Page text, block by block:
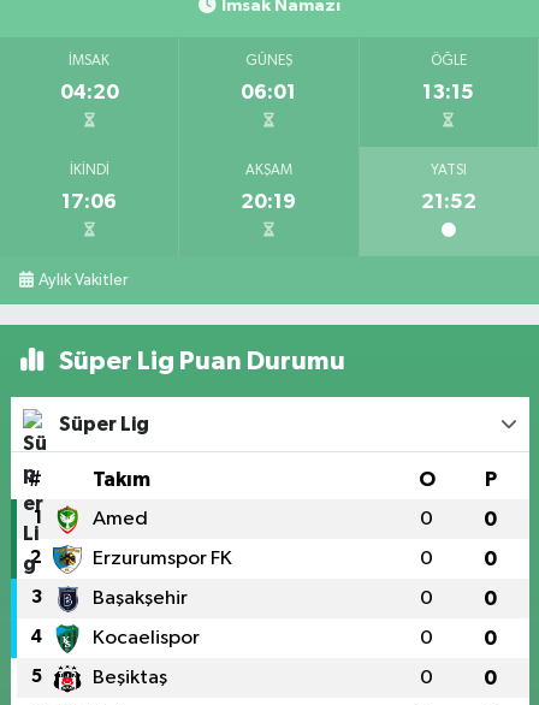
İmsak Namazı
İMSAK
04:20
GÜNEŞ
06:01
ÖĞLE
13:15
İKINDI
17:06
AKŞAM
20:19
YATSI
21:52
Aylık Vakitler
Süper Lig Puan Durumu
Süper Lig
# Takım O P
1 Amed 0 0
2 Erzurumspor FK 0 0
3 Başakşehir 0 0
4 Kocaelispor 0 0
5 Beşiktaş 0 0